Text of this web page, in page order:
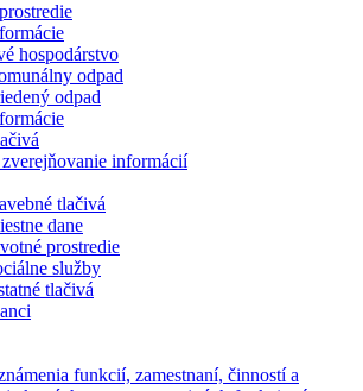
hospodárstvo
odpad
odpad
informácií
tlačivá
dane
prostredie
služby
tlačivá
funkcií, zamestnaní, činností a